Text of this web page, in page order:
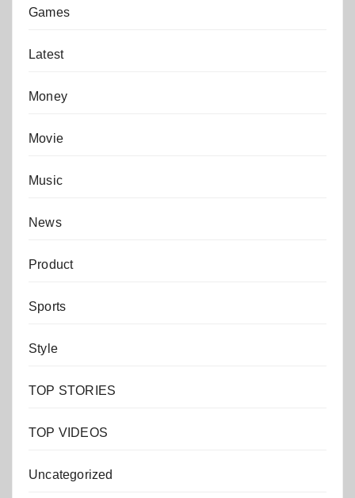
Games
Latest
Money
Movie
Music
News
Product
Sports
Style
TOP STORIES
TOP VIDEOS
Uncategorized